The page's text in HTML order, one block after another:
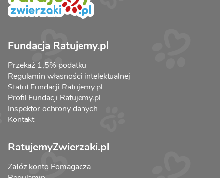
Fundacja Ratujemy.pl
Przekaż 1,5% podatku
Regulamin własności intelektualnej
Statut Fundacji Ratujemy.pl
Profil Fundacji Ratujemy.pl
Inspektor ochrony danych
Kontakt
RatujemyZwierzaki.pl
Załóż konto Pomagacza